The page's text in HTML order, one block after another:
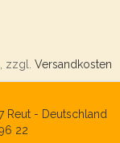
zzgl. Versandkosten
Reut - Deutschland
22